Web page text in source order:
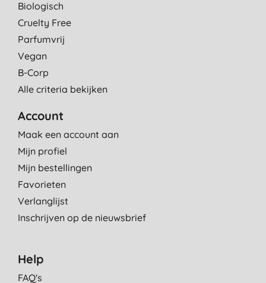
Biologisch
Cruelty Free
Parfumvrij
Vegan
B-Corp
Alle criteria bekijken
Account
Maak een account aan
Mijn profiel
Mijn bestellingen
Favorieten
Verlanglijst
Inschrijven op de nieuwsbrief
Help
FAQ's